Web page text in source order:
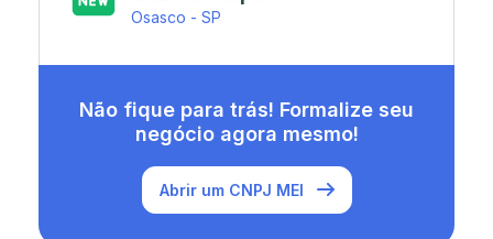
Rio de Janeiro - RJ
Não fique para trás! Formalize seu
negócio agora mesmo!
Abrir um CNPJ MEI